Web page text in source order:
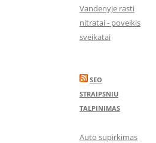
Vandenyje rasti
nitratai - poveikis
sveikatai
SEO
STRAIPSNIU
TALPINIMAS
Auto supirkimas